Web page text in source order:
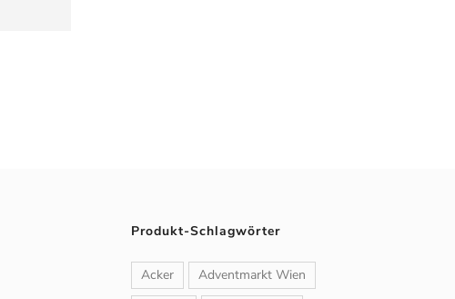
Produkt-Schlagwörter
Acker
Adventmarkt Wien